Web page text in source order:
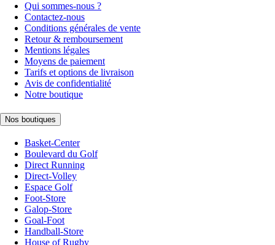
Qui sommes-nous ?
Contactez-nous
Conditions générales de vente
Retour & remboursement
Mentions légales
Moyens de paiement
Tarifs et options de livraison
Avis de confidentialité
Notre boutique
Nos boutiques
Basket-Center
Boulevard du Golf
Direct Running
Direct-Volley
Espace Golf
Foot-Store
Galop-Store
Goal-Foot
Handball-Store
House of Rugby